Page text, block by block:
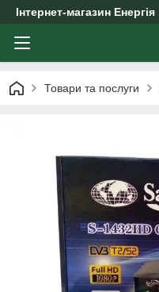
Інтернет-магазин Енергія
Товари та послуги